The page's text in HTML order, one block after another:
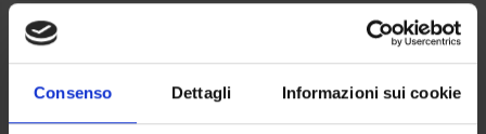
Consenso Dettagli Informazioni sui cookie
Condividi